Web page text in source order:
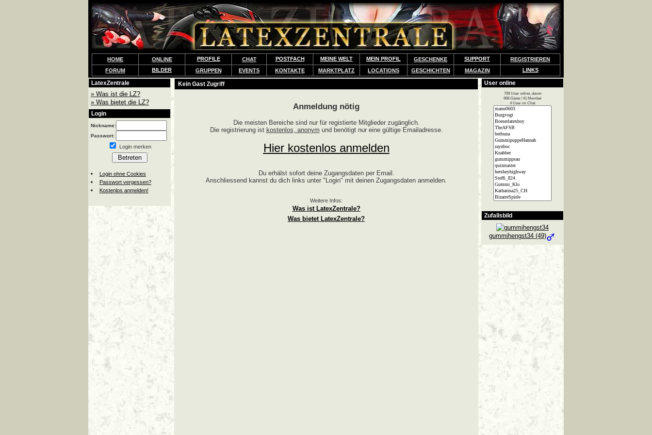
HOME ONLINE PROFILE CHAT POSTFACH MEINE WELT MEIN PROFIL GESCHENKE SUPPORT
REGISTRIEREN
FORUM
BILDER GRUPPEN EVENTS KONTAKTE MARKTPLATZ LOCATIONS GESCHICHTEN MAGAZIN LINKS
LatexZentrale
» Was ist die LZ?
» Was bietet die LZ?
Login
Nickname:
Passwort:
Login merken
Login ohne Cookies
Passwort vergessen?
Kostenlos anmelden!
Kein Gast Zugriff
Anmeldung nötig
Die meisten Bereiche sind nur für registierte Mitglieder zugänglich.
Die registrierung ist kostenlos, anonym und benötigt nur eine gültige Emailadresse.
Hier kostenlos anmelden
Du erhälst sofort deine Zugangsdaten per Email.
Anschliessend kannst du dich links unter "Login" mit deinen Zugangsdaten anmelden.
Weitere Infos:
Was ist LatexZentrale?
Was bietet LatexZentrale?
User online
709 User online, davon
668 Gäste / 41 Member
4 User im Chat
Zufallsbild
gummihengst34 (49)